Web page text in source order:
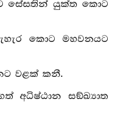
සේසතින් යුක්ත කොට
කොට මහවනයට
වළක් කනී.
අධිෂ්ඨාන සඞ්ඛ්‍යාත